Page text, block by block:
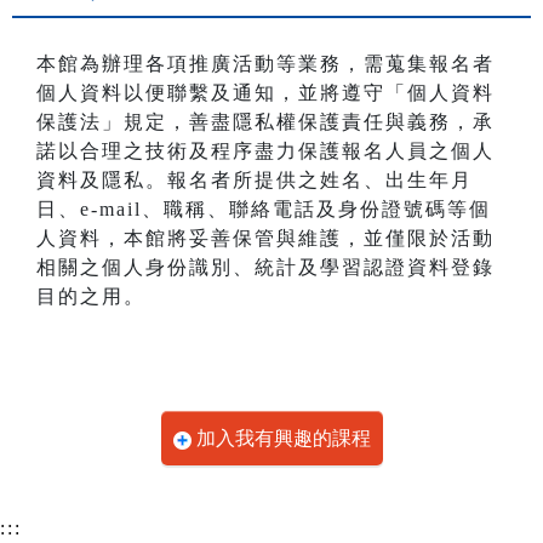
本館為辦理各項推廣活動等業務，需蒐集報名者
個人資料以便聯繫及通知，並將遵守「個人資料
保護法」規定，善盡隱私權保護責任與義務，承
諾以合理之技術及程序盡力保護報名人員之個人
資料及隱私。報名者所提供之姓名、出生年月
日、e-mail、職稱、聯絡電話及身份證號碼等個
人資料，本館將妥善保管與維護，並僅限於活動
相關之個人身份識別、統計及學習認證資料登錄
目的之用。
加入我有興趣的課程
:::